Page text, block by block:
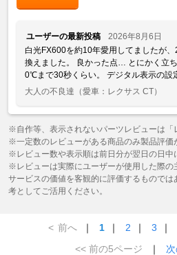
ユーザーの最新投稿
2026年8月6日
白光FX600を約10年愛用してましたが
換えました。 良かった点… とにかく立
0℃まで30秒くらい。 デジタル表示の設
大人の不良達 （愛車：レクサス CT）
※自作等、表示されないパーツレビューは「
※一定数のレビューがある商品のみ製品評価
※レビュー数や表示順は前日分が翌日の日中
※レビューは実際にユーザーが使用した際の
サービスの価値を客観的に評価するもので
考としてご活用ください。
< 前へ ｜ 1 ｜ 2 ｜ 3 ｜
<< 前の5ページ
｜